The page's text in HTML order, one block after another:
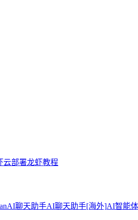
云部署龙虾教程
AI聊天助手AI聊天助手[海外]AI智能体